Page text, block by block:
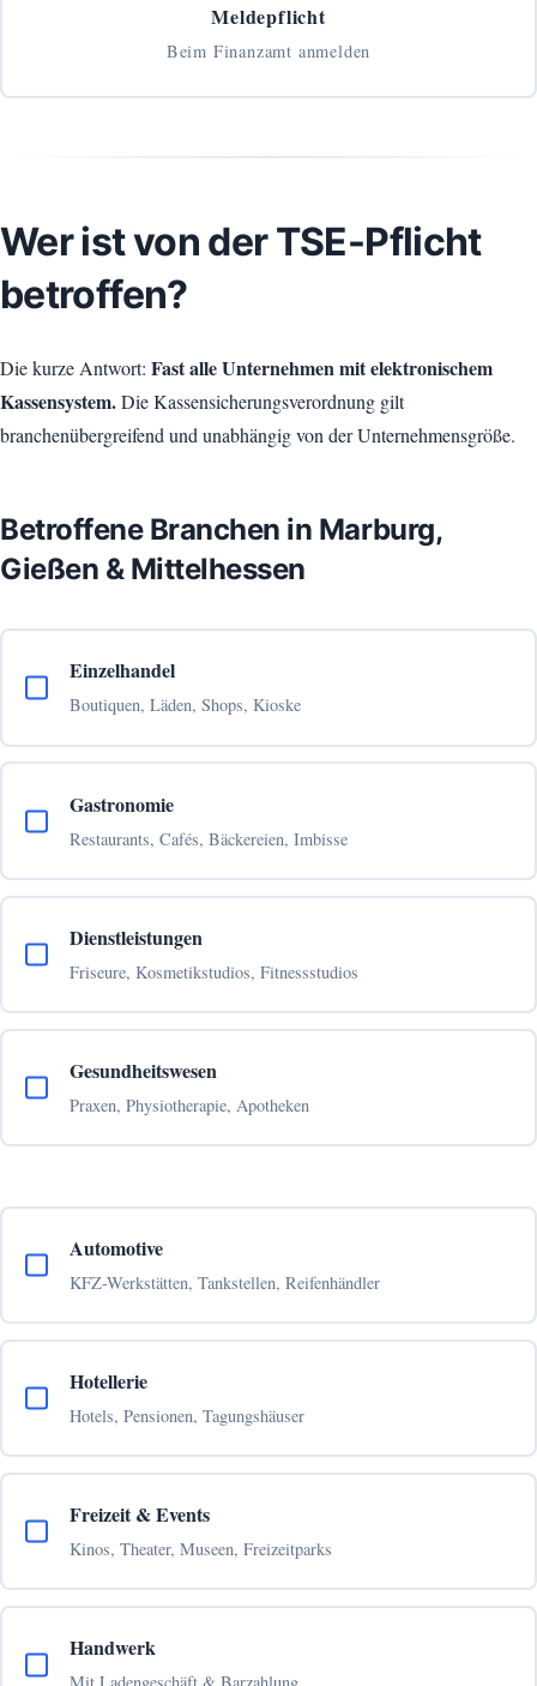
Meldepflicht
Beim Finanzamt anmelden
Wer ist von der TSE-Pflicht
betroffen?
Die kurze Antwort: Fast alle Unternehmen mit elektronischem
Kassensystem.Die Kassensicherungsverordnung gilt
branchenübergreifend und unabhängig von der Unternehmensgröße.
Betroffene Branchen in Marburg,
Gießen & Mittelhessen
Einzelhandel
Boutiquen, Läden, Shops, Kioske
Gastronomie
Restaurants, Cafés, Bäckereien, Imbisse
Dienstleistungen
Friseure, Kosmetikstudios, Fitnessstudios
Gesundheitswesen
Praxen, Physiotherapie, Apotheken
Automotive
KFZ-Werkstätten, Tankstellen, Reifenhändler
Hotellerie
Hotels, Pensionen, Tagungshäuser
Freizeit & Events
Kinos, Theater, Museen, Freizeitparks
Handwerk